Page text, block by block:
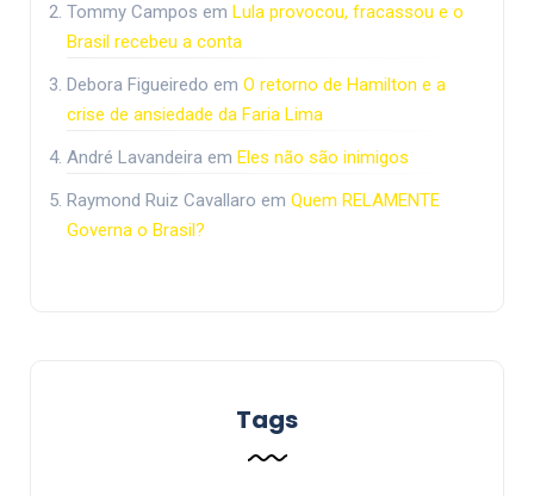
Tommy Campos em Lula provocou, fracassou e o
Brasil recebeu a conta
Debora Figueiredo em O retorno de Hamilton e a
crise de ansiedade da Faria Lima
André Lavandeira em Eles não são inimigos
Raymond Ruiz Cavallaro em Quem RELAMENTE
Governa o Brasil?
Tags